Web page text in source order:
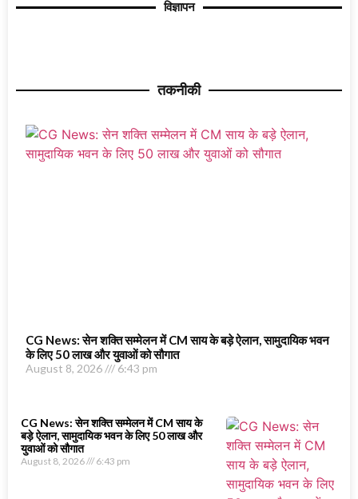
विज्ञापन
तकनीकी
CG News: सेन शक्ति सम्मेलन में CM साय के बड़े ऐलान, सामुदायिक भवन
के लिए 50 लाख और युवाओं को सौगात
August 8, 2026 6:43 pm
CG News: सेन शक्ति सम्मेलन में CM साय के
बड़े ऐलान, सामुदायिक भवन के लिए 50 लाख और
युवाओं को सौगात
August 8, 2026 6:43 pm